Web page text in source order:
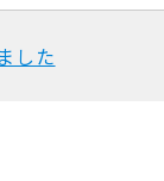
した